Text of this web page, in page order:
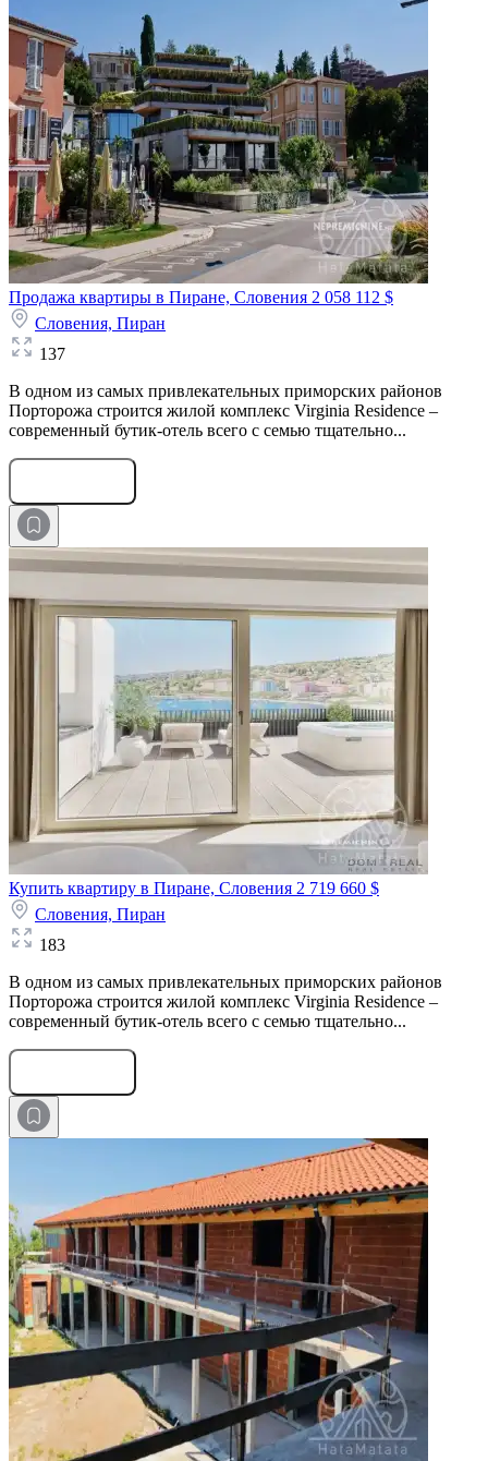
Продажа квартиры в Пиране, Словения 2 058 112 $
Словения, Пиран
137
В одном из самых привлекательных приморских районов
Порторожа строится жилой комплекс Virginia Residence –
современный бутик-отель всего с семью тщательно...
Купить квартиру в Пиране, Словения 2 719 660 $
Словения, Пиран
183
В одном из самых привлекательных приморских районов
Порторожа строится жилой комплекс Virginia Residence –
современный бутик-отель всего с семью тщательно...